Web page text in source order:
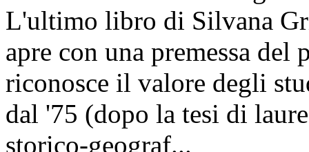
L'ultimo libro di Silvana
apre con una premessa
riconosce il valore degli
dal '75 (dopo la tesi di
storico-geograf...